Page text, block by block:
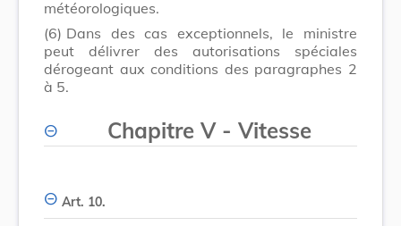
météorologiques.
(6) Dans des cas exceptionnels, le ministre
peut délivrer des autorisations spéciales
dérogeant aux conditions des paragraphes 2
à 5.
Chapitre V - Vitesse
Art. 10.